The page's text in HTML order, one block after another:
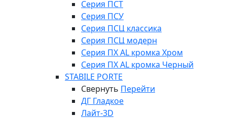
Серия ПСТ
Серия ПСУ
Серия ПСЦ классика
Серия ПСЦ модерн
Серия ПХ AL кромка Хром
Серия ПХ AL кромка Черный
STABILE PORTE
Свернуть Перейти
ДГ Гладкое
Лайт-3D